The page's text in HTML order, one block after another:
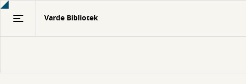
Gå
Varde Bibliotek